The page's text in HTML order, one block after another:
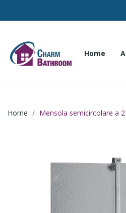
Home
Home Mensola semicircolare a